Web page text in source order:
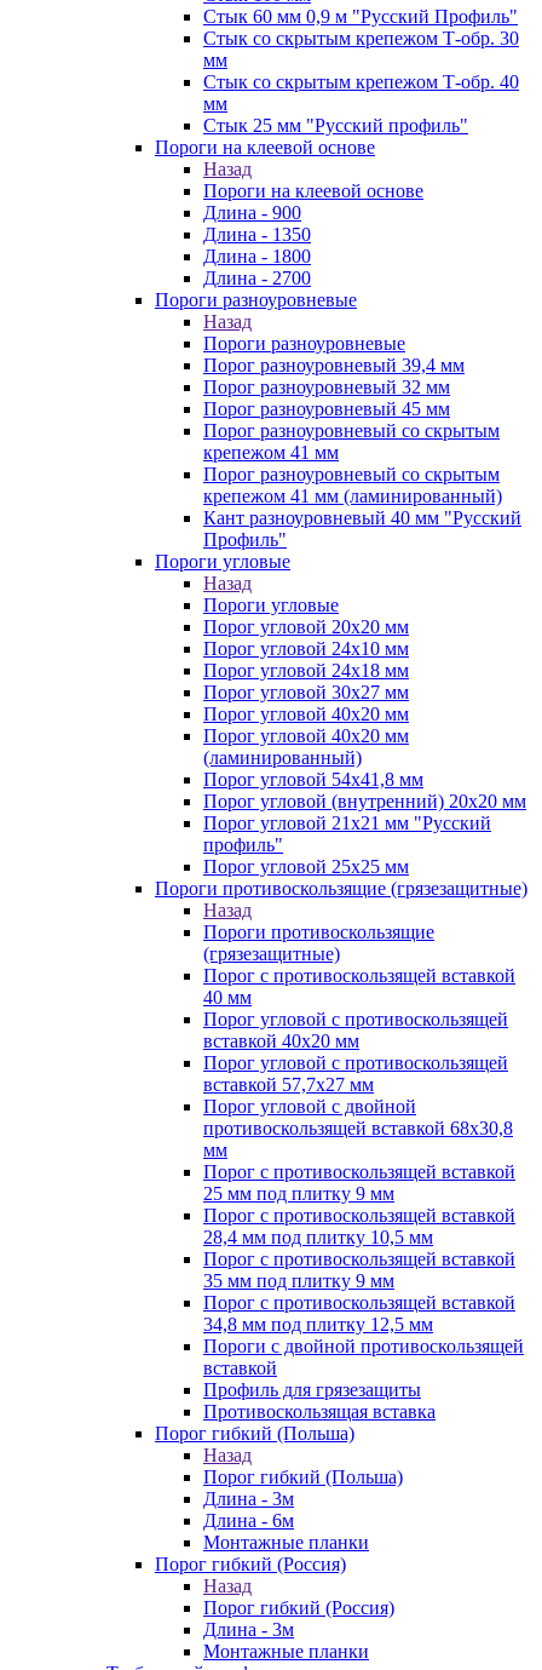
Стык 60 мм 0,9 м "Русский Профиль"
Стык со скрытым крепежом Т-обр. 30
мм
Стык со скрытым крепежом Т-обр. 40
мм
Стык 25 мм "Русский профиль"
Пороги на клеевой основе
Назад
Пороги на клеевой основе
Длина - 900
Длина - 1350
Длина - 1800
Длина - 2700
Пороги разноуровневые
Назад
Пороги разноуровневые
Порог разноуровневый 39,4 мм
Порог разноуровневый 32 мм
Порог разноуровневый 45 мм
Порог разноуровневый со скрытым
крепежом 41 мм
Порог разноуровневый со скрытым
крепежом 41 мм (ламинированный)
Кант разноуровневый 40 мм "Русский
Профиль"
Пороги угловые
Назад
Пороги угловые
Порог угловой 20х20 мм
Порог угловой 24х10 мм
Порог угловой 24х18 мм
Порог угловой 30х27 мм
Порог угловой 40х20 мм
Порог угловой 40х20 мм
(ламинированный)
Порог угловой 54х41,8 мм
Порог угловой (внутренний) 20х20 мм
Порог угловой 21х21 мм "Русский
профиль"
Порог угловой 25х25 мм
Пороги противоскользящие (грязезащитные)
Назад
Пороги противоскользящие
(грязезащитные)
Порог с противоскользящей вставкой
40 мм
Порог угловой с противоскользящей
вставкой 40х20 мм
Порог угловой с противоскользящей
вставкой 57,7х27 мм
Порог угловой с двойной
противоскользящей вставкой 68х30,8
мм
Порог с противоскользящей вставкой
25 мм под плитку 9 мм
Порог с противоскользящей вставкой
28,4 мм под плитку 10,5 мм
Порог с противоскользящей вставкой
35 мм под плитку 9 мм
Порог с противоскользящей вставкой
34,8 мм под плитку 12,5 мм
Пороги с двойной противоскользящей
вставкой
Профиль для грязезащиты
Противоскользящая вставка
Порог гибкий (Польша)
Назад
Порог гибкий (Польша)
Длина - 3м
Длина - 6м
Монтажные планки
Порог гибкий (Россия)
Назад
Порог гибкий (Россия)
Длина - 3м
Монтажные планки